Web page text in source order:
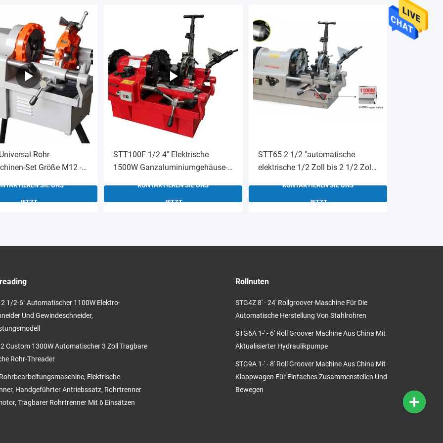
Rohr-
Set Größe M12 -
SIE UNS
JETZT
STT100F 1/2-4" Elektrische
1500W Ganzaluminiumgehäuse-
KONTAKTIEREN SIE UNS
JETZT
STT65 2 1/2 "automatische
elektrische 1/2 Zoll bis 2 1/2 Zoll
KONTAKTIEREN SIE UNS
JETZT
2 1/2-6" Automatischer 1100W Elektro-
Und Gewindeschneider,
Custom 1300W Automatischer 3 Zoll Tragbare
Rohr-Threader
Elektrische
Handgeführter Antriebssatz, Rohrtrenner
Tragbarer Rohrtrenner Mit 6 Einsätzen
Rollnuten
STG4Z 8' - 24' Rollgroover-Maschine Für Die
Automatische Herstellung Von Stahlrohren
STG6A 1-' - 6' Roll Groover Machine Aus China Mit
Aktualisierter Hydraulikpumpe
STG9A 1-' - 8' Roll Groover Machine Aus China Mit
Klappwagen Für Einfaches Zusammenstellen Und
Bewegen